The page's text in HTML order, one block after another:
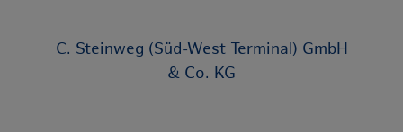
C. Steinweg (Süd-West Terminal) GmbH
& Co. KG